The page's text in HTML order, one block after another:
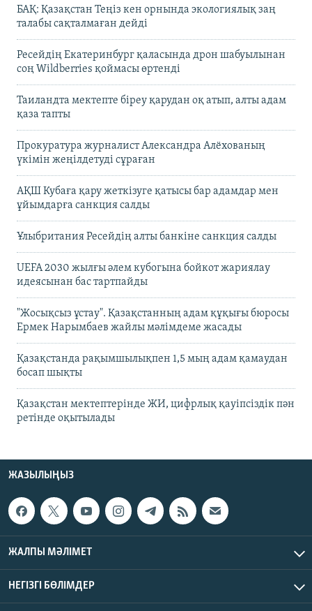
БАҚ: Қазақстан Теңіз кен орнында экологиялық заң
талабы сақталмаған дейді
Ресейдің Екатеринбург қаласында дрон шабуылынан
соң Wildberries қоймасы өртенді
Таиландта мектепте біреу қарудан оқ атып, алты адам
қаза тапты
Прокуратура журналист Александра Алёхованың
үкімін жеңілдетуді сұраған
АҚШ Кубаға қару жеткізуге қатысы бар адамдар мен
ұйымдарға санкция салды
Ұлыбритания Ресейдің алты банкіне санкция салды
UEFA 2030 жылғы әлем кубогына бойкот жариялау
идеясынан бас тартпайды
"Жосықсыз ұстау". Қазақстанның адам құқығы бюросы
Ермек Нарымбаев жайлы мәлімдеме жасады
Қазақстанда рақымшылықпен 1,5 мың адам қамаудан
босап шықты
Қазақстан мектептерінде ЖИ, цифрлық қауіпсіздік пән
ретінде оқытылады
ЖАЗЫЛЫҢЫЗ
ЖАЛПЫ МӘЛІМЕТ
НЕГІЗГІ БӨЛІМДЕР